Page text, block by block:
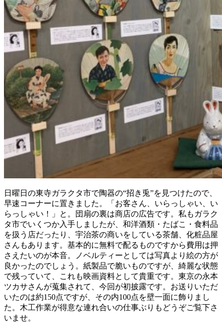
日曜日の東寺ガラクタ市で陶器の“招き兎”を見つけたので、
早速コーナーに置きました。「お客さん、いらっしゃい、い
らっしゃい！」と。団扇の裏は商店の広告です。私もガラク
タ市でいくつか入手しましたが、和洋酒類・たばこ・食料品
を扱う店だったり、宇治茶の商いをしている茶舗、化粧品屋
さんもあります。基本的に無料で配るものですから費用は押
さえたいのが本音。ノベルティーとしては写真より絵の方が
良かったのでしょう。紙製品で脆いものですが、綺麗な状態
で残っていて、これも映画資料として貴重です。東京の永本
ツカサさんが蒐集されて、今回が初披露です。お送りいただ
いたのは約150点ですが、その内100点を壁一面に飾りまし
た。木工作業が得意な連れ合いの仕事ぶりもどうぞご覧下さ
いませ。